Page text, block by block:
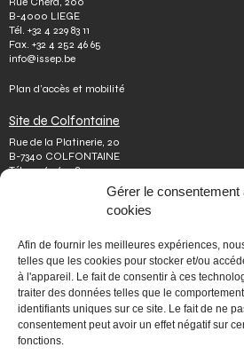
Gérer le consentement
cookies
Afin de fournir les meilleures expériences,
telles que les cookies pour stocker et/ou
à l'appareil. Le fait de consentir à ces
traiter des données telles que le
identifiants uniques sur ce site. Le fait de ne
consentement peut avoir un effet négatif sur
fonctions.
B-4000 LIEGE
Tél. +32 4 229 83 11
Fax. +32 4 252 46 65
info@issep.be
Plan d’accès et mobilité
Site de Colfontaine
Rue de la Platinerie, 20
B-7340 COLFONTAINE
Tél.+32 65 610 813
colfontaine@issep.be
Qui sommes-nous
Travailler chez nous
Effectuer un stage
Poser une question
Autres
Vie privée
Mentions légales